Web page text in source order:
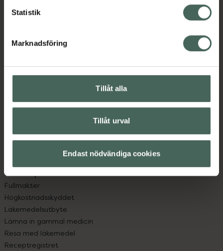
Statistik
Marknadsföring
Tillåt alla
Tillåt urval
Endast nödvändiga cookies
hjälpa just dig att må lite bättre. Välkommen att prata
Kundservice
Leverans, betalning och retur
App
Om recept och läkemedel
Fullmakter
Högkostnadsskyddet
Läkemedelsutbyte
Lämna in gammal medicin
Resa med läkemedel
Receptregistret